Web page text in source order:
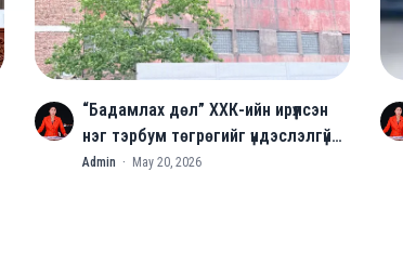
A
“Бадамлах дөл” ХХК-ийн ирүүлсэн
нэг тэрбум төгрөгийг үндэслэлгүй
тооцоолол гэж үзжээ
Admin · May 20, 2026